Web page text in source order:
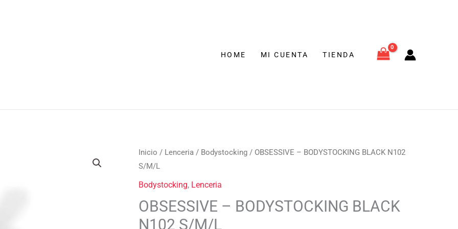
HOME MI CUENTA TIENDA
Inicio / Lenceria / Bodystocking / OBSESSIVE – BODYSTOCKING BLACK N102
S/M/L
Bodystocking, Lenceria
OBSESSIVE – BODYSTOCKING BLACK
N102 S/M/L
El
original
era:
18,95 €.
El
14,90 €.
OBSESSIVE
-
BODYSTOCKING
N102
S/M/L
cantidad